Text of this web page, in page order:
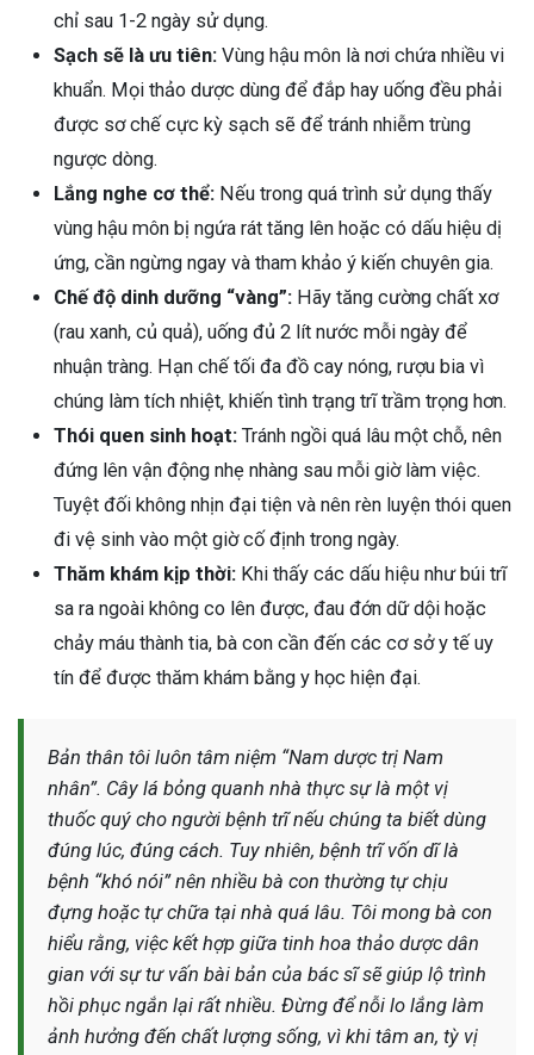
chỉ sau 1-2 ngày sử dụng.
Sạch sẽ là ưu tiên: Vùng hậu môn là nơi chứa nhiều vi
khuẩn. Mọi thảo dược dùng để đắp hay uống đều phải
được sơ chế cực kỳ sạch sẽ để tránh nhiễm trùng
ngược dòng.
Lắng nghe cơ thể: Nếu trong quá trình sử dụng thấy
vùng hậu môn bị ngứa rát tăng lên hoặc có dấu hiệu dị
ứng, cần ngừng ngay và tham khảo ý kiến chuyên gia.
Chế độ dinh dưỡng “vàng”: Hãy tăng cường chất xơ
(rau xanh, củ quả), uống đủ 2 lít nước mỗi ngày để
nhuận tràng. Hạn chế tối đa đồ cay nóng, rượu bia vì
chúng làm tích nhiệt, khiến tình trạng trĩ trầm trọng hơn.
Thói quen sinh hoạt: Tránh ngồi quá lâu một chỗ, nên
đứng lên vận động nhẹ nhàng sau mỗi giờ làm việc.
Tuyệt đối không nhịn đại tiện và nên rèn luyện thói quen
đi vệ sinh vào một giờ cố định trong ngày.
Thăm khám kịp thời: Khi thấy các dấu hiệu như búi trĩ
sa ra ngoài không co lên được, đau đớn dữ dội hoặc
chảy máu thành tia, bà con cần đến các cơ sở y tế uy
tín để được thăm khám bằng y học hiện đại.
Bản thân tôi luôn tâm niệm “Nam dược trị Nam
nhân”. Cây lá bỏng quanh nhà thực sự là một vị
thuốc quý cho người bệnh trĩ nếu chúng ta biết dùng
đúng lúc, đúng cách. Tuy nhiên, bệnh trĩ vốn dĩ là
bệnh “khó nói” nên nhiều bà con thường tự chịu
đựng hoặc tự chữa tại nhà quá lâu. Tôi mong bà con
hiểu rằng, việc kết hợp giữa tinh hoa thảo dược dân
gian với sự tư vấn bài bản của bác sĩ sẽ giúp lộ trình
hồi phục ngắn lại rất nhiều. Đừng để nỗi lo lắng làm
ảnh hưởng đến chất lượng sống, vì khi tâm an, tỳ vị